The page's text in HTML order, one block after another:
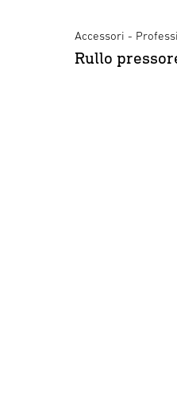
Accessori -
Rullo